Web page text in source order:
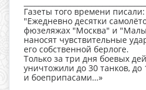
Газеты того времени писали:
"Ежедневно десятки
фюзеляжах "Москва" и
наносят чувствительные
его собственной берлоге.
Только за три дня боевых
уничтожили до 30 танков,
и боеприпасами…»